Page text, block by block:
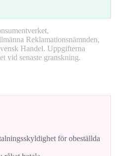
Reklamationsnämnden,
Handel. Uppgifterna
vid senaste granskning.
för obeställda